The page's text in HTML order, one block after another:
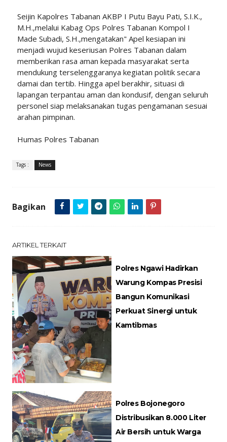
Seijin Kapolres Tabanan AKBP I Putu Bayu Pati, S.I.K.,
M.H.,melalui Kabag Ops Polres Tabanan Kompol I
Made Subadi, S.H.,mengatakan" Apel kesiapan ini
menjadi wujud keseriusan Polres Tabanan dalam
memberikan rasa aman kepada masyarakat serta
mendukung terselenggaranya kegiatan politik secara
damai dan tertib. Hingga apel berakhir, situasi di
lapangan terpantau aman dan kondusif, dengan seluruh
personel siap melaksanakan tugas pengamanan sesuai
arahan pimpinan.
Humas Polres Tabanan
Tags : News
Bagikan
ARTIKEL TERKAIT
Polres Ngawi Hadirkan
Warung Kompas Presisi
Bangun Komunikasi
Perkuat Sinergi untuk
Kamtibmas
Polres Bojonegoro
Distribusikan 8.000 Liter
Air Bersih untuk Warga